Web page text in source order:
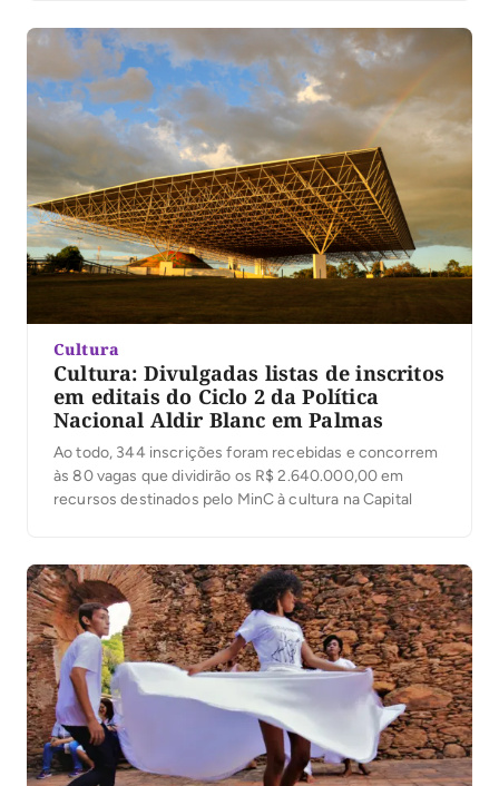
Cultura
Cultura: Divulgadas listas de inscritos
em editais do Ciclo 2 da Política
Nacional Aldir Blanc em Palmas
Ao todo, 344 inscrições foram recebidas e concorrem
às 80 vagas que dividirão os R$ 2.640.000,00 em
recursos destinados pelo MinC à cultura na Capital